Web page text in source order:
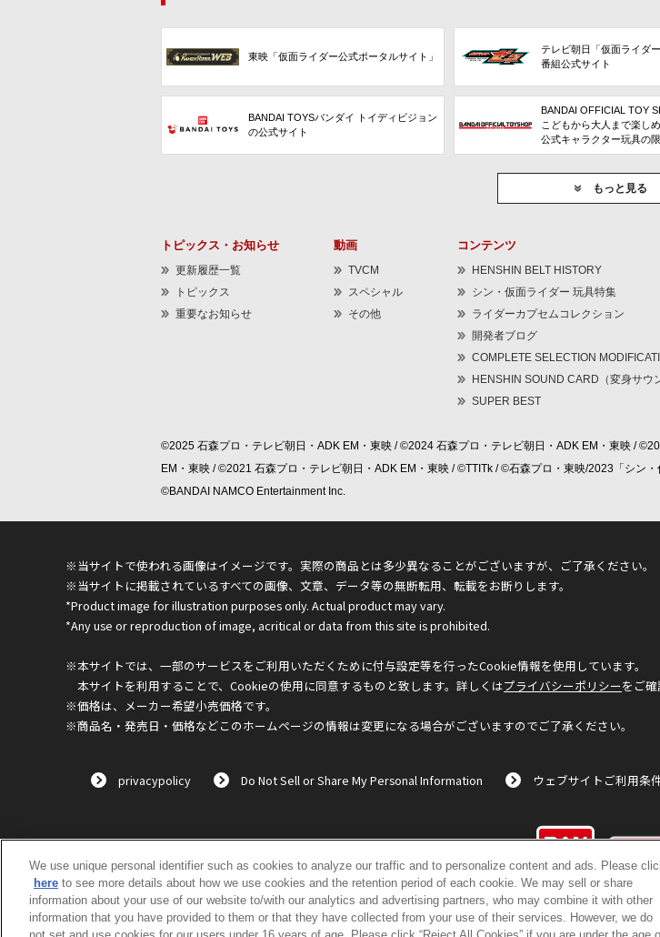
東映「仮面ライダー公式ポータルサイト」
テレビ朝日「仮面ライダー
番組公式サイト
BANDAI TOYSバンダイ トイディビジョン
の公式サイト
BANDAI OFFICIAL TOY
こどもから大人まで楽し
公式キャラクター玩具の
もっと見る
トピックス・お知らせ
更新履歴一覧
トピックス
重要なお知らせ
動画
TVCM
スペシャル
その他
コンテンツ
HENSHIN BELT HISTORY
シン・仮面ライダー 玩具特集
ライダーカプセムコレクション
開発者ブログ
COMPLETE SELECTION
HENSHIN SOUND CARD（変身サウ
SUPER BEST
©2025 石森プロ・テレビ朝日・ADK EM・東映 / ©2024 石森プロ・テレビ朝日・ADK EM・東映 /
EM・東映 / ©2021 石森プロ・テレビ朝日・ADK EM・東映 / ©TTITk / ©石森プロ・東映/2023「シン
©BANDAI NAMCO Entertainment Inc.
※当サイトで使われる画像はイメージです。実際の商品とは多少異なることがございますが、ご了承ください。
※当サイトに掲載されているすべての画像、文章、データ等の無断転用、転載をお断りします。
*Product image for illustration purposes only. Actual product may vary.
*Any use or reproduction of image, acritical or data from this site is prohibited.
※本サイトでは、一部のサービスをご利用いただくために付与設定等を行ったCookie情報を使用しています。
本サイトを利用することで、Cookieの使用に同意するものと致します。詳しくはプライバシーポリシーをご確
※価格は、メーカー希望小売価格です。
※商品名・発売日・価格などこのホームページの情報は変更になる場合がございますのでご了承ください。
privacypolicy Do Not Sell or Share My Personal Information ウェブサイトご利用条
We use unique personal identifier such as cookies to analyze our traffic and to personalize content and ads. Please
here to see more details about how we use cookies and the retention period of each cookie. We may sell or share
information about your use of our website to/with our analytics and advertising partners, who may combine it with other
information that you have provided to them or that they have collected from your use of their services. However, we do